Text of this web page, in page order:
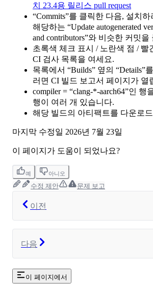
치 23.4용 릴리스 pull request
“Commits”를 클릭한 다음, 설치
해당하는 “Update autogenerated
and contributors”와 비슷한 커밋
초록색 체크 표시 / 노란색 점 / 빨
CI 검사 목록을 여세요.
목록에서 “Builds” 옆의 “Details”
러면 CI 빌드 보고서 페이지가 열
compiler = “clang-*-aarch64”인 행
행이 여러 개 있습니다.
해당 빌드의 아티팩트를 다운로
마지막 수정일 2026년 7월 23일
이 페이지가 도움이 되었나요?
예 아니오
수정 제안 문제 보고
이전
다음
이 페이지에서